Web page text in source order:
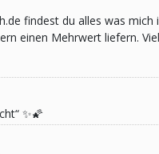
findest du alles was
einen Mehrwert liefern.
✨🌠